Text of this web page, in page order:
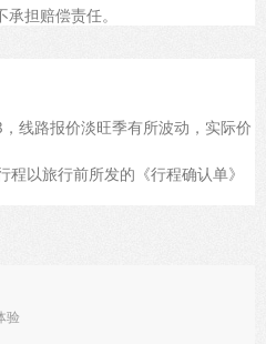
担赔偿责任。
线路报价淡旺季有所波动，实际价
以旅行前所发的《行程确认单》
验